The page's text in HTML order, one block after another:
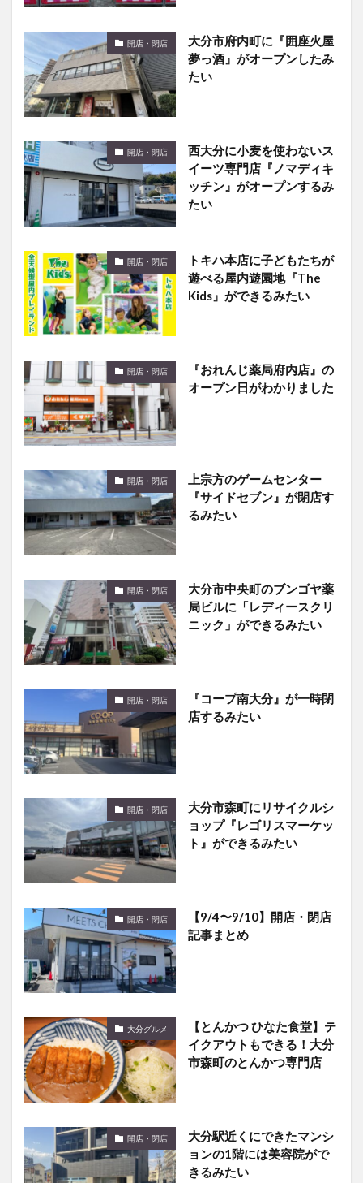
開店・閉店
大分市府内町に『囲座火屋
夢っ酒』がオープンしたみ
たい
開店・閉店
西大分に小麦を使わないス
イーツ専門店『ノマディキ
ッチン』がオープンするみ
たい
開店・閉店
トキハ本店に子どもたちが
遊べる屋内遊園地『The
Kids』ができるみたい
開店・閉店
『おれんじ薬局府内店』の
オープン日がわかりました
開店・閉店
上宗方のゲームセンター
『サイドセブン』が閉店す
るみたい
開店・閉店
大分市中央町のブンゴヤ薬
局ビルに「レディースクリ
ニック」ができるみたい
開店・閉店
『コープ南大分』が一時閉
店するみたい
開店・閉店
大分市森町にリサイクルシ
ョップ『レゴリスマーケッ
ト』ができるみたい
開店・閉店
【9/4〜9/10】開店・閉店
記事まとめ
大分グルメ
【とんかつ ひなた食堂】テ
イクアウトもできる！大分
市森町のとんかつ専門店
開店・閉店
大分駅近くにできたマンシ
ョンの1階には美容院がで
きるみたい